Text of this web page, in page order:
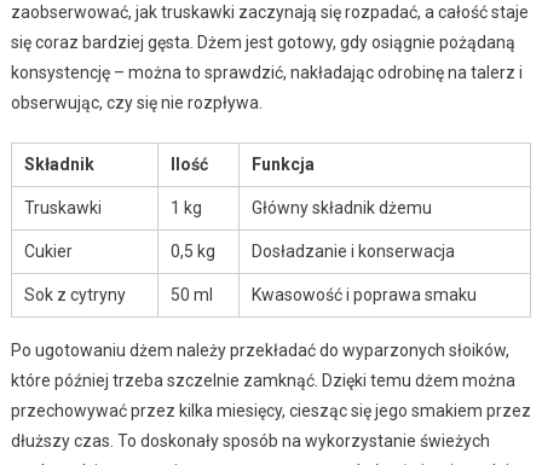
zaobserwować, jak truskawki zaczynają się rozpadać, a całość staje
się coraz bardziej gęsta. Dżem jest gotowy, gdy osiągnie pożądaną
konsystencję – można to sprawdzić, nakładając odrobinę na talerz i
obserwując, czy się nie rozpływa.
Składnik Ilość Funkcja
Truskawki 1 kg Główny składnik dżemu
Cukier 0,5 kg Dosładzanie i konserwacja
Sok z cytryny 50 ml Kwasowość i poprawa smaku
Po ugotowaniu dżem należy przekładać do wyparzonych słoików,
które później trzeba szczelnie zamknąć. Dzięki temu dżem można
przechowywać przez kilka miesięcy, ciesząc się jego smakiem przez
dłuższy czas. To doskonały sposób na wykorzystanie świeżych